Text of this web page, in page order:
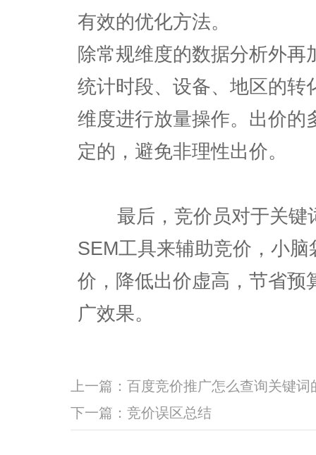
有效的优化方法。
除常规维度的数据分析外
统计时段、设备、地区的转
维度进行放量操作。出价的
定的，避免非理性出价。
最后，竞价员对于关键
SEM工具来辅助竞价，小
价，降低出价虚高，节省预
广效果。
上一篇： 百度竞价推广怎么查询关键词
下一篇： 竞价误区总结